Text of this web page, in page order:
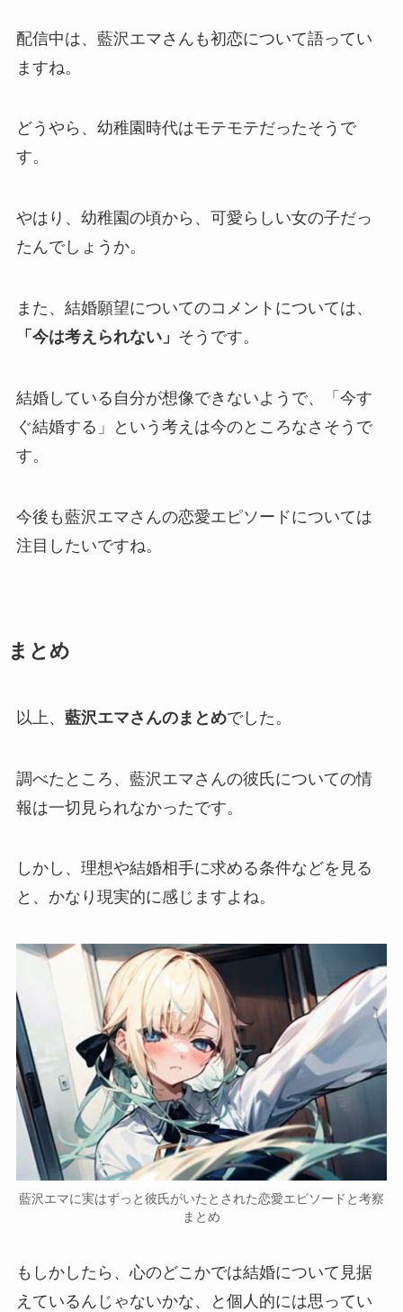
配信中は、藍沢エマさんも初恋について語ってい
ますね。
どうやら、 幼稚園時代はモテモテだったそうで
す。
やはり、幼稚園の頃から、可愛らしい女の子だっ
たんでしょうか。
また、結婚願望についてのコメントについては、
「今は考えられない」 そうです。
結婚している自分が想像できないようで、
「今す
ぐ結婚する」
という考えは今のところなさそうで
す。
今後も藍沢エマさんの恋愛エピソードについては
注目したいですね。
まとめ
以上、 藍沢エマさんのまとめでした。
調べたところ、藍沢エマさんの彼氏についての情
報は一切見られなかったです。
しかし、理想や結婚相手に求める条件などを見る
と、 かなり現実的に感じますよね。
藍沢エマに実はずっと彼氏がいたとされた恋愛エピソードと考察
まとめ
もしかしたら、心のどこかでは結婚について見据
えているんじゃないかな、と個人的には思ってい